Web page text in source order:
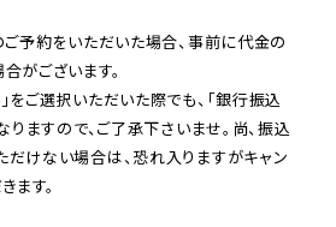
予約をいただいた場合、事前に代金の
がございます。
をご選択いただいた際でも、「銀行振込
ますので、ご了承下さいませ。尚、振込
けない場合は、恐れ入りますがキャン
ます。